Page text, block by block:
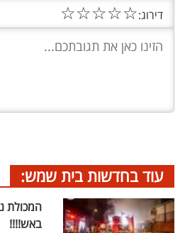
דירוג:☆
☆
☆
☆
☆
עוד בחדשות בית שמש:
המכולת
באש!!!!